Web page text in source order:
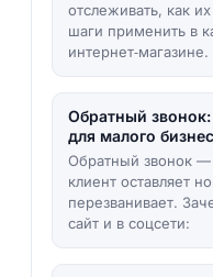
отслеживать, как
шаги применить в
интернет‑магазине.
Обратный
для малого
Обратный звонок —
клиент оставляет
перезванивает.
сайт и в соцсети: